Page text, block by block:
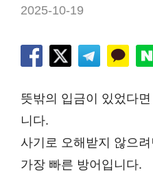
2025-10-19
뜻밖의 입금이 있었다
니다.
사기로 오해받지 않으려
가장 빠른 방어입니다.